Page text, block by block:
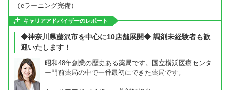
（eラーニング完備）
キャリアアドバイザーのレポート
◆神奈川県藤沢市を中心に10店舗展開◆ 調剤未経験者も歓
迎いたします！
昭和48年創業の歴史ある薬局です。国立横浜医療センタ
ー門前薬局の中で一番最初にできた薬局です。